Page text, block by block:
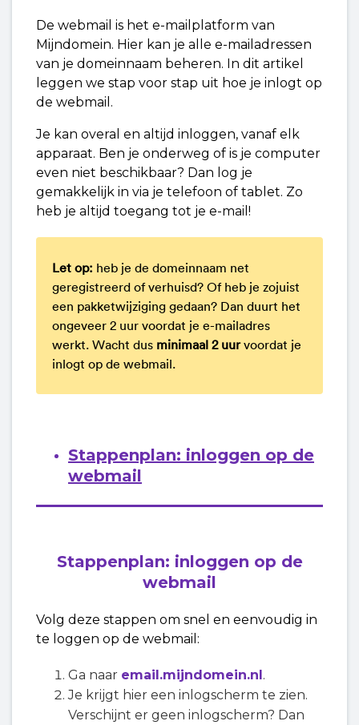
naar de webmail
E-mailfilters instellen in de webmail
De webmail is het e-mailplatform van
Mijndomein. Hier kan je alle e-mailadressen
van je domeinnaam beheren. In dit artikel
leggen we stap voor stap uit hoe je inlogt op
de webmail.
Je kan overal en altijd inloggen, vanaf elk
apparaat. Ben je onderweg of is je computer
even niet beschikbaar? Dan log je
gemakkelijk in via je telefoon of tablet. Zo
heb je altijd toegang tot je e-mail!
Let op: heb je de domeinnaam net
geregistreerd of verhuisd? Of heb je zojuist
een pakketwijziging gedaan? Dan duurt het
ongeveer 2 uur voordat je e-mailadres
werkt. Wacht dus minimaal 2 uurvoordat je
inlogt op de webmail.
Stappenplan: inloggen op de
webmail
Stappenplan: inloggen op de
webmail
Volg deze stappen om snel en eenvoudig in
te loggen op de webmail:
Ga naar email.mijndomein.nl.
Je krijgt hier een inlogscherm te zien.
Verschijnt er geen inlogscherm? Dan